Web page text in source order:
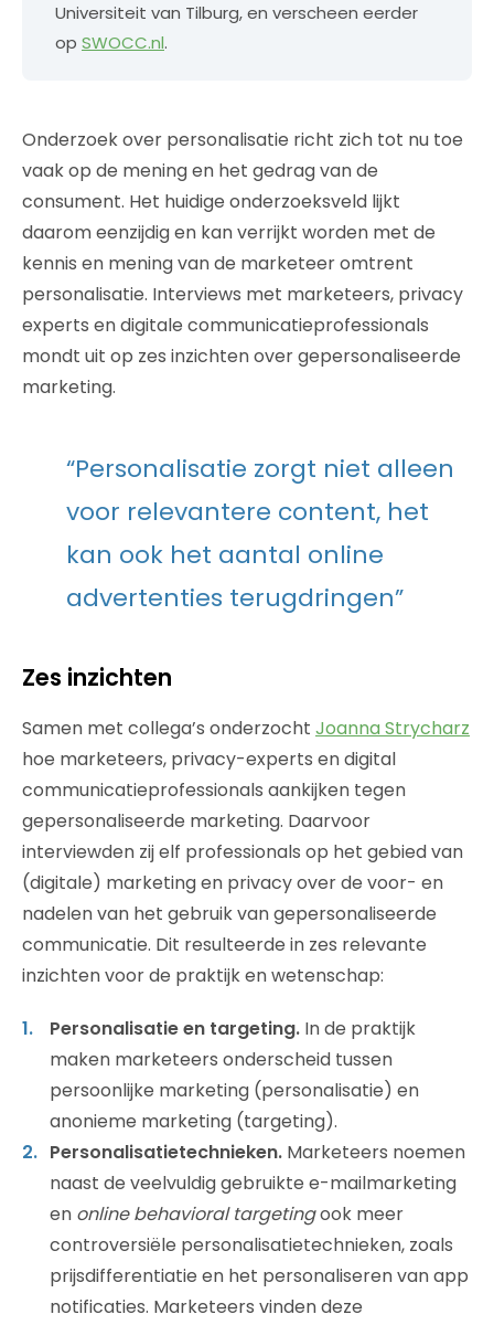
Universiteit van Tilburg, en verscheen eerder
op SWOCC.nl.
Onderzoek over personalisatie richt zich tot nu toe
vaak op de mening en het gedrag van de
consument. Het huidige onderzoeksveld lijkt
daarom eenzijdig en kan verrijkt worden met de
kennis en mening van de marketeer omtrent
personalisatie. Interviews met marketeers, privacy
experts en digitale communicatieprofessionals
mondt uit op zes inzichten over gepersonaliseerde
marketing.
“Personalisatie zorgt niet alleen
voor relevantere content, het
kan ook het aantal online
advertenties terugdringen”
Zes inzichten
Samen met collega’s onderzocht Joanna Strycharz
hoe marketeers, privacy-experts en digital
communicatieprofessionals aankijken tegen
gepersonaliseerde marketing. Daarvoor
interviewden zij elf professionals op het gebied van
(digitale) marketing en privacy over de voor- en
nadelen van het gebruik van gepersonaliseerde
communicatie. Dit resulteerde in zes relevante
inzichten voor de praktijk en wetenschap:
Personalisatie en targeting. In de praktijk
maken marketeers onderscheid tussen
persoonlijke marketing (personalisatie) en
anonieme marketing (targeting).
Personalisatietechnieken. Marketeers noemen
naast de veelvuldig gebruikte e-mailmarketing
en online behavioral targetingook meer
controversiële personalisatietechnieken, zoals
prijsdifferentiatie en het personaliseren van app
notificaties. Marketeers vinden deze